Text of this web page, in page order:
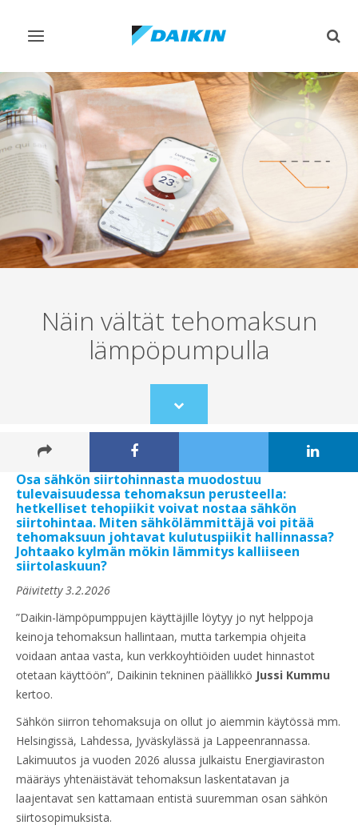
Vaihda
Näin vältät tehomaksun
lämpöpumpulla
Scroll
to
Osa sähkön siirtohinnasta muodostuu
tulevaisuudessa tehomaksun perusteella:
hetkelliset tehopiikit voivat nostaa sähkön
siirtohintaa. Miten sähkölämmittäjä voi pitää
tehomaksuun johtavat kulutuspiikit hallinnassa?
Johtaako kylmän mökin lämmitys kalliiseen
siirtolaskuun?
Päivitetty 3.2.2026
”Daikin-lämpöpumppujen käyttäjille löytyy jo nyt helppoja
keinoja tehomaksun hallintaan, mutta tarkempia ohjeita
voidaan antaa vasta, kun verkkoyhtiöiden uudet hinnastot
otetaan käyttöön”, Daikinin tekninen päällikkö Jussi Kummu
kertoo.
Sähkön siirron tehomaksuja on ollut jo aiemmin käytössä mm.
Helsingissä, Lahdessa, Jyväskylässä ja Lappeenrannassa.
Lakimuutos ja vuoden 2026 alussa julkaistu Energiaviraston
määräys yhtenäistävät tehomaksun laskentatavan ja
laajentavat sen kattamaan entistä suuremman osan sähkön
siirtosopimuksista.